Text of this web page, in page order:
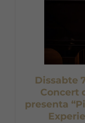
Dissabte
Concert
presenta